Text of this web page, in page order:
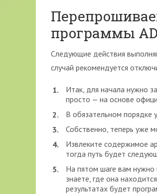
программы
Следующие действия
случай рекомендуется
Итак, для начала нужно
просто — на основе
В обязательном порядке
Собственно, теперь уже
Извлеките содержимое
тогда путь будет
На пятом шаге вам нужно
знаете, где она
результатах будет